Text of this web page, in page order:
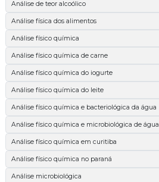
Análise de teor alcoólico
Análise física dos alimentos
Análise físico química
Análise físico química de carne
Análise físico química do iogurte
Análise físico química do leite
Análise físico química e bacteriológica da água
Análise físico química e microbiológica de água
Análise físico química em curitiba
Análise físico química no paraná
Análise microbiológica